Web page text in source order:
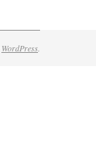
WordPress